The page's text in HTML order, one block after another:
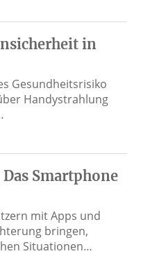
in
Gesundheitsrisiko
Handystrahlung
Smartphone
mit Apps und
bringen,
Situationen…